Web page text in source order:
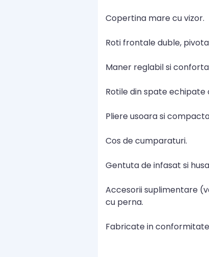
Copertina mare cu vizor.
Roti frontale duble,
Maner reglabil si
Rotile din spate echipate
Pliere usoara si
Cos de cumparaturi.
Gentuta de infasat si
Accesorii suplimentare
cu perna.
Fabricate in conformitate